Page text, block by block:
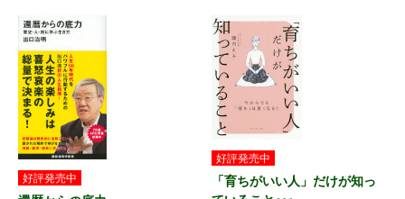
好評発売中
好評発売中
「育ちがいい人」だけが知っ